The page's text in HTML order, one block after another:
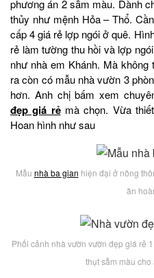
phương án 2 sẫm màu. Dành
thủy như mệnh Hỏa – Thổ.
cấp 4 giá rẻ lợp ngói ở quê.
rẻ làm tường thu hồi và lợp
như nhà em Khánh. Mà
ra còn có mẫu nhà vườn 3
hơn. Anh chị bấm xem
đẹp giá rẻmà chọn. Vừa
Hoan hình như sau
Mẫu nhà ba gian hiện đại ở nông
ăn
Phối cảnh nhà vườn vườn đẹp giá rẻ
thụt sẫm màu